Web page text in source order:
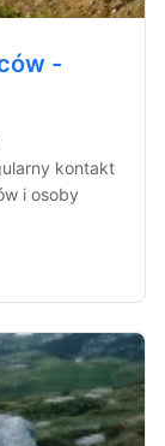
-
kontakt
i osoby